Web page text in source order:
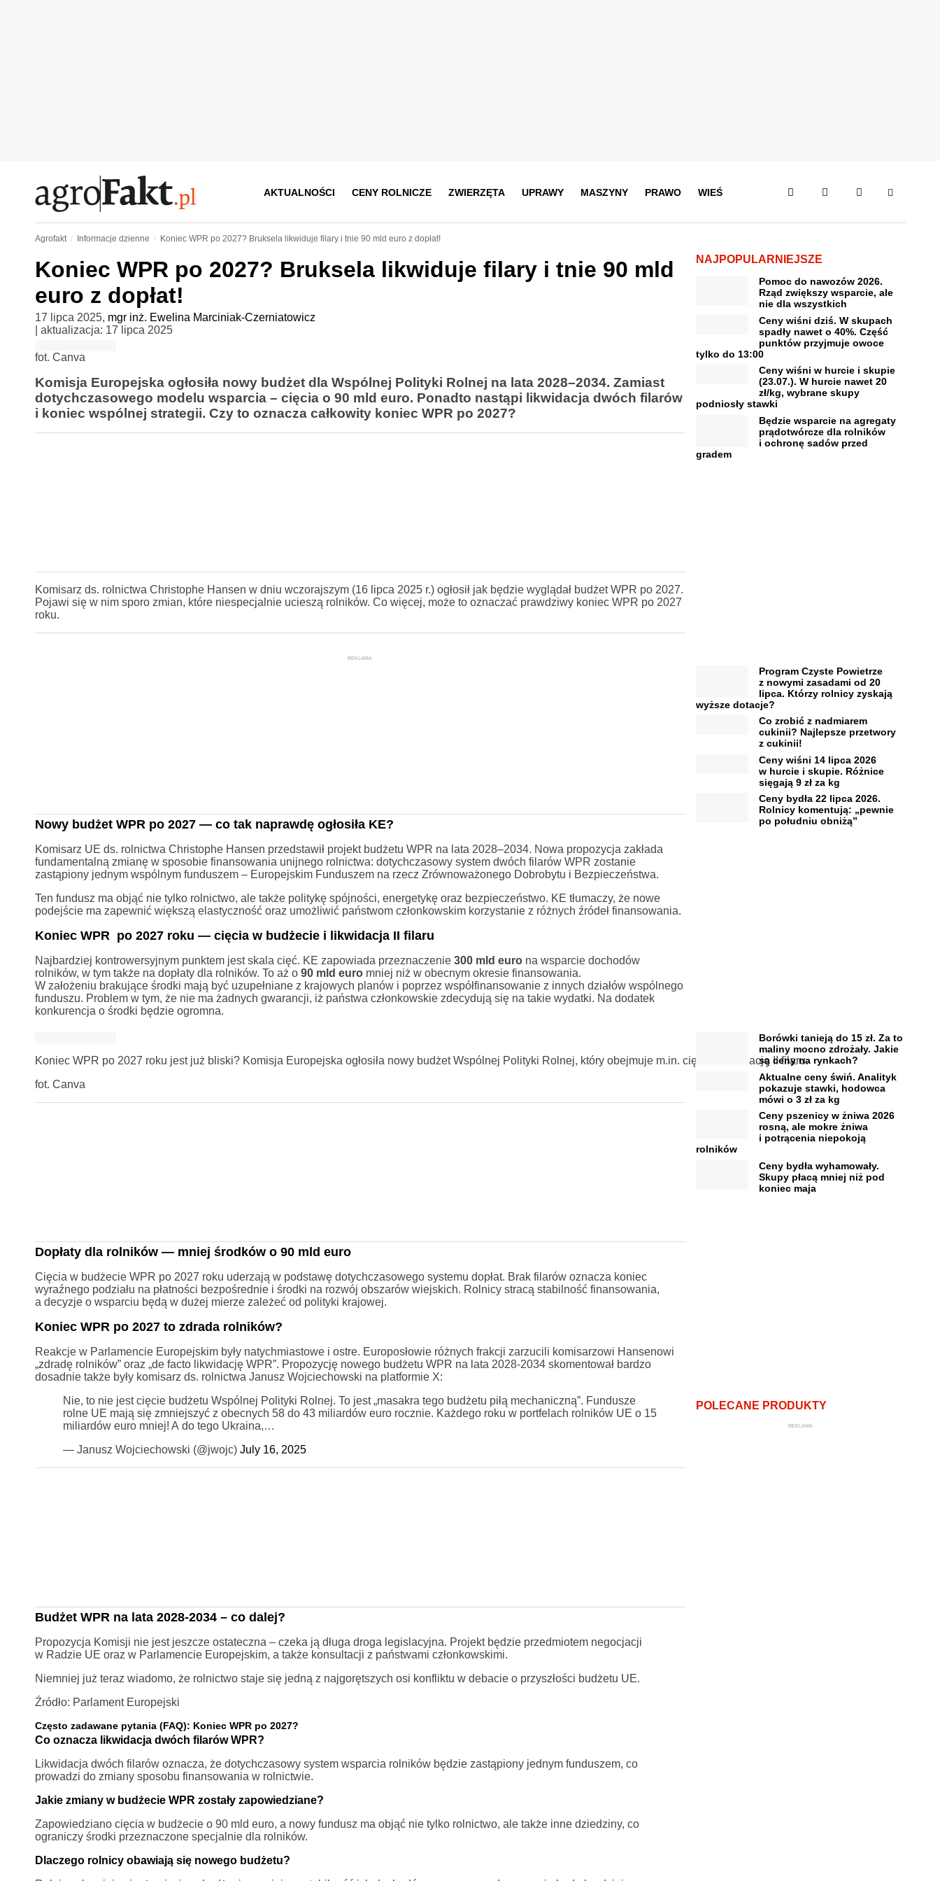
AKTUALNOŚCI CENY ROLNICZE ZWIERZĘTA UPRAWY MASZYNY PRAWO WIEŚ
Agrofakt Informacje dzienne Koniec WPR po 2027? Bruksela likwiduje filary i tnie 90 mld euro z dopłat!
Koniec WPR po 2027? Bruksela likwiduje filary i tnie 90 mld
euro z dopłat!
17 lipca 2025, mgr inż. Ewelina Marciniak-Czerniatowicz
| aktualizacja: 17 lipca 2025
fot. Canva
Komisja Europejska ogłosiła nowy budżet dla Wspólnej Polityki Rolnej na lata 2028–2034. Zamiast
dotychczasowego modelu wsparcia – cięcia o 90 mld euro. Ponadto nastąpi likwidacja dwóch filarów
i koniec wspólnej strategii. Czy to oznacza całkowity koniec WPR po 2027?
Komisarz ds. rolnictwa Christophe Hansen w dniu wczorajszym (16 lipca 2025 r.) ogłosił jak będzie wyglądał budżet WPR po 2027.
Pojawi się w nim sporo zmian, które niespecjalnie ucieszą rolników. Co więcej, może to oznaczać prawdziwy koniec WPR po 2027
roku.
REKLAMA
Nowy budżet WPR po 2027 — co tak naprawdę ogłosiła KE?
Komisarz UE ds. rolnictwa Christophe Hansen przedstawił projekt budżetu WPR na lata 2028–2034. Nowa propozycja zakłada
fundamentalną zmianę w sposobie finansowania unijnego rolnictwa: dotychczasowy system dwóch filarów WPR zostanie
zastąpiony jednym wspólnym funduszem – Europejskim Funduszem na rzecz Zrównoważonego Dobrobytu i Bezpieczeństwa.
Ten fundusz ma objąć nie tylko rolnictwo, ale także politykę spójności, energetykę oraz bezpieczeństwo. KE tłumaczy, że nowe
podejście ma zapewnić większą elastyczność oraz umożliwić państwom członkowskim korzystanie z różnych źródeł finansowania.
Koniec WPR po 2027 roku — cięcia w budżecie i likwidacja II filaru
Najbardziej kontrowersyjnym punktem jest skala cięć. KE zapowiada przeznaczenie300 mld eurona wsparcie dochodów
rolników, w tym także na dopłaty dla rolników. To aż o 90 mld euromniej niż w obecnym okresie finansowania.
W założeniu brakujące środki mają być uzupełniane z krajowych planów i poprzez współfinansowanie z innych działów wspólnego
funduszu. Problem w tym, że nie ma żadnych gwarancji, iż państwa członkowskie zdecydują się na takie wydatki. Na dodatek
konkurencja o środki będzie ogromna.
Koniec WPR po 2027 roku jest już bliski? Komisja Europejska ogłosiła nowy budżet Wspólnej Polityki Rolnej, który obejmuje m.in. cięcia i likwidację II filaru.
fot. Canva
Dopłaty dla rolników — mniej środków o 90 mld euro
Cięcia w budżecie WPR po 2027 roku uderzają w podstawę dotychczasowego systemu dopłat. Brak filarów oznacza koniec
wyraźnego podziału na płatności bezpośrednie i środki na rozwój obszarów wiejskich. Rolnicy stracą stabilność finansowania,
a decyzje o wsparciu będą w dużej mierze zależeć od polityki krajowej.
Koniec WPR po 2027 to zdrada rolników?
Reakcje w Parlamencie Europejskim były natychmiastowe i ostre. Europosłowie różnych frakcji zarzucili komisarzowi Hansenowi
„zdradę rolników” oraz „de facto likwidację WPR”. Propozycję nowego budżetu WPR na lata 2028-2034 skomentował bardzo
dosadnie także były komisarz ds. rolnictwa Janusz Wojciechowski na platformie X:
Nie, to nie jest cięcie budżetu Wspólnej Polityki Rolnej. To jest „masakra tego budżetu piłą mechaniczną”. Fundusze
rolne UE mają się zmniejszyć z obecnych 58 do 43 miliardów euro rocznie. Każdego roku w portfelach rolników UE o 15
miliardów euro mniej! A do tego Ukraina,…
— Janusz Wojciechowski (@jwojc) July 16, 2025
Budżet WPR na lata 2028-2034 – co dalej?
Propozycja Komisji nie jest jeszcze ostateczna – czeka ją długa droga legislacyjna. Projekt będzie przedmiotem negocjacji
w Radzie UE oraz w Parlamencie Europejskim, a także konsultacji z państwami członkowskimi.
Niemniej już teraz wiadomo, że rolnictwo staje się jedną z najgorętszych osi konfliktu w debacie o przyszłości budżetu UE.
Źródło: Parlament Europejski
Często zadawane pytania (FAQ): Koniec WPR po 2027?
Co oznacza likwidacja dwóch filarów WPR?
Likwidacja dwóch filarów oznacza, że dotychczasowy system wsparcia rolników będzie zastąpiony jednym funduszem, co
prowadzi do zmiany sposobu finansowania w rolnictwie.
Jakie zmiany w budżecie WPR zostały zapowiedziane?
Zapowiedziano cięcia w budżecie o 90 mld euro, a nowy fundusz ma objąć nie tylko rolnictwo, ale także inne dziedziny, co
ograniczy środki przeznaczone specjalnie dla rolników.
Dlaczego rolnicy obawiają się nowego budżetu?
NAJPOPULARNIEJSZE
Pomoc do nawozów 2026.
Rząd zwiększy wsparcie, ale
nie dla wszystkich
Ceny wiśni dziś. W skupach
spadły nawet o 40%. Część
punktów przyjmuje owoce
tylko do 13:00
Ceny wiśni w hurcie i skupie
(23.07.). W hurcie nawet 20
zł/kg, wybrane skupy
podniosły stawki
Będzie wsparcie na agregaty
prądotwórcze dla rolników
i ochronę sadów przed
gradem
Program Czyste Powietrze
z nowymi zasadami od 20
lipca. Którzy rolnicy zyskają
wyższe dotacje?
Co zrobić z nadmiarem
cukinii? Najlepsze przetwory
z cukinii!
Ceny wiśni 14 lipca 2026
w hurcie i skupie. Różnice
sięgają 9 zł za kg
Ceny bydła 22 lipca 2026.
Rolnicy komentują: „pewnie
po południu obniżą”
Borówki tanieją do 15 zł. Za to
maliny mocno zdrożały. Jakie
są ceny na rynkach?
Aktualne ceny świń. Analityk
pokazuje stawki, hodowca
mówi o 3 zł za kg
Ceny pszenicy w żniwa 2026
rosną, ale mokre żniwa
i potrącenia niepokoją
rolników
Ceny bydła wyhamowały.
Skupy płacą mniej niż pod
koniec maja
POLECANE PRODUKTY
REKLAMA